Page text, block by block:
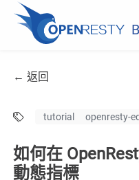
OpenResty Edge
文件
← 返回
tutorial openresty-
如何在
動態指標